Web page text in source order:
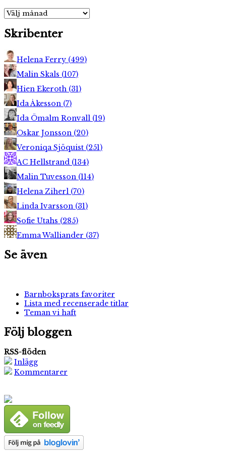
Arkiv
Skribenter
Helena Ferry (499)
Malin Skals (107)
Hien Ekeroth (31)
Ida Åkesson (7)
Ida Ömalm Ronvall (19)
Oskar Jonsson (20)
Veroniqa Sjöquist (251)
AC Hellstrand (134)
Malin Tuvesson (114)
Helena Ziherl (70)
Linda Ivarsson (31)
Sofie Utahs (285)
Emma Walliander (37)
Se även
Barnboksprats favoriter
Lista med recenserade titlar
Teman vi haft
Följ bloggen
RSS-flöden
Inlägg
Kommentarer